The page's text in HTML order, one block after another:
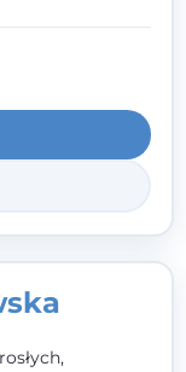
wyjątkowego.